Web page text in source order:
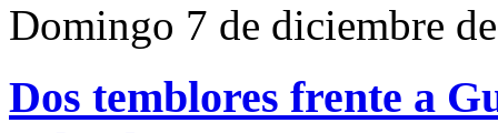
Domingo 7 de diciembre
Dos temblores frente a